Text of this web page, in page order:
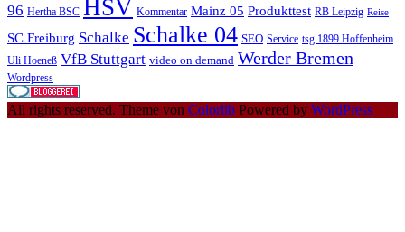
96 Hertha BSC HSV Kommentar Mainz 05 Produkttest RB Leipzig Reise
SC Freiburg Schalke Schalke 04 SEO Service tsg 1899 Hoffenheim
Uli Hoeneß VfB Stuttgart video on demand Werder Bremen
Wordpress
All rights reserved. Theme von Colorlib Powered by WordPress